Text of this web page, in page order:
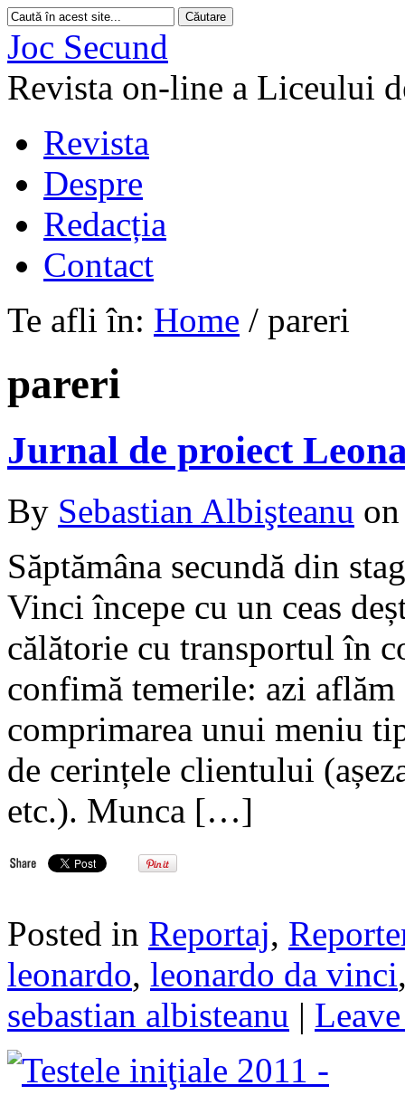
Joc Secund
Revista on-line a Liceului
Revista
Despre
Redacția
Contact
Te afli în: Home / pareri
pareri
Jurnal de proiect
By Sebastian Albişteanu
Săptămâna secundă din
Vinci începe cu un ceas
călătorie cu transportul în
confimă temerile: azi
comprimarea unui meniu
de cerințele clientului
etc.). Munca […]
Posted in Reportaj,
leonardo, leonardo da vinci
sebastian albisteanu |